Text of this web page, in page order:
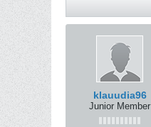
klauudia96
Junior Member